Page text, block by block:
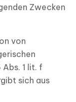
Zwecken
von
1 lit. f
sich aus